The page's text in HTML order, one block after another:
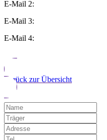
E-Mail 2:
E-Mail 3:
E-Mail 4:
Zurück zur Übersicht